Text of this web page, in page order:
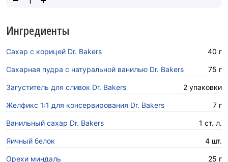
Ингредиенты
Сахар с корицей Dr. Bakers 40 г
Сахарная пудра с натуральной ванилью Dr. Bakers 75 г
Загуститель для сливок Dr. Bakers 2 упаковки
Желфикс 1:1 для консервирования Dr. Bakers 7 г
Ванильный сахар Dr. Bakers 1 ст. л.
Яичный белок 4 шт.
Орехи миндаль 25 г